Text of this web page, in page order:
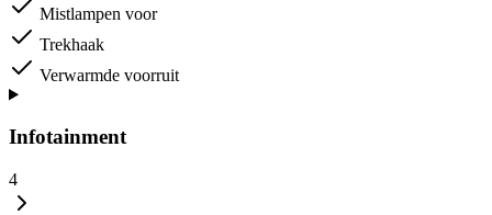
Mistlampen voor
Trekhaak
Verwarmde voorruit
Infotainment
4